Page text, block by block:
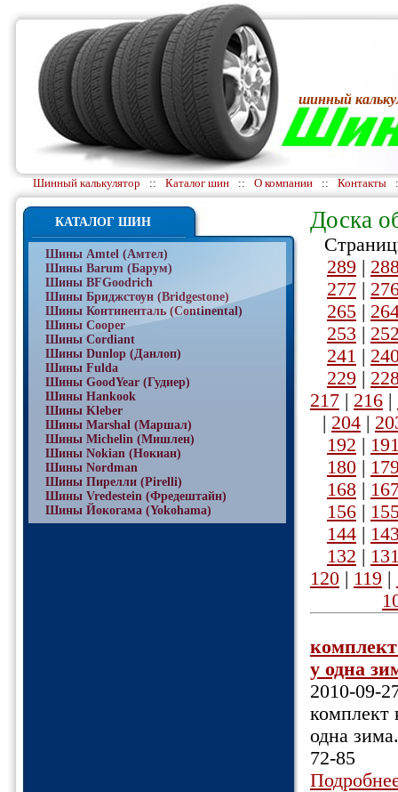
шинный
Шинный калькулятор :: Каталог шин :: О компании :: Контакты
КАТАЛОГ ШИН
Шины Amtel (Амтел)
Шины Barum (Барум)
Шины BFGoodrich
Шины Бриджстоун (Bridgestone)
Шины Континенталь (Continental)
Шины Cooper
Шины Cordiant
Шины Dunlop (Данлоп)
Шины Fulda
Шины GoodYear (Гудиер)
Шины Hankook
Шины Kleber
Шины Marshal (Маршал)
Шины Michelin (Мишлен)
Шины Nokian (Нокиан)
Шины Nordman
Шины Пирелли (Pirelli)
Шины Vredestein (Фредештайн)
Шины Йокогама (Yokohama)
Доска
289 |
277 |
265 |
253 |
241 |
229 |
217 | 216 |
| 204 |
192 |
180 |
168 |
156 |
144 |
132 |
120 | 119 |
у одна
2010-09-
комплект
одна
72-85